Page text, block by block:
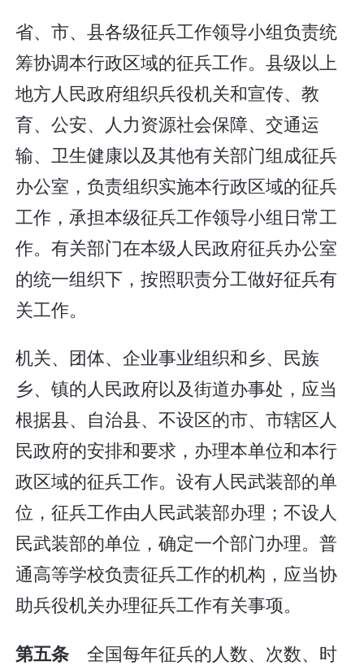
省、市、县各级征兵工作领导小组负责统
筹协调本行政区域的征兵工作。县级以上
地方人民政府组织兵役机关和宣传、教
育、公安、人力资源社会保障、交通运
输、卫生健康以及其他有关部门组成征兵
办公室，负责组织实施本行政区域的征兵
工作，承担本级征兵工作领导小组日常工
作。有关部门在本级人民政府征兵办公室
的统一组织下，按照职责分工做好征兵有
关工作。
机关、团体、企业事业组织和乡、民族
乡、镇的人民政府以及街道办事处，应当
根据县、自治县、不设区的市、市辖区人
民政府的安排和要求，办理本单位和本行
政区域的征兵工作。设有人民武装部的单
位，征兵工作由人民武装部办理；不设人
民武装部的单位，确定一个部门办理。普
通高等学校负责征兵工作的机构，应当协
助兵役机关办理征兵工作有关事项。
第五条 全国每年征兵的人数、次数、时